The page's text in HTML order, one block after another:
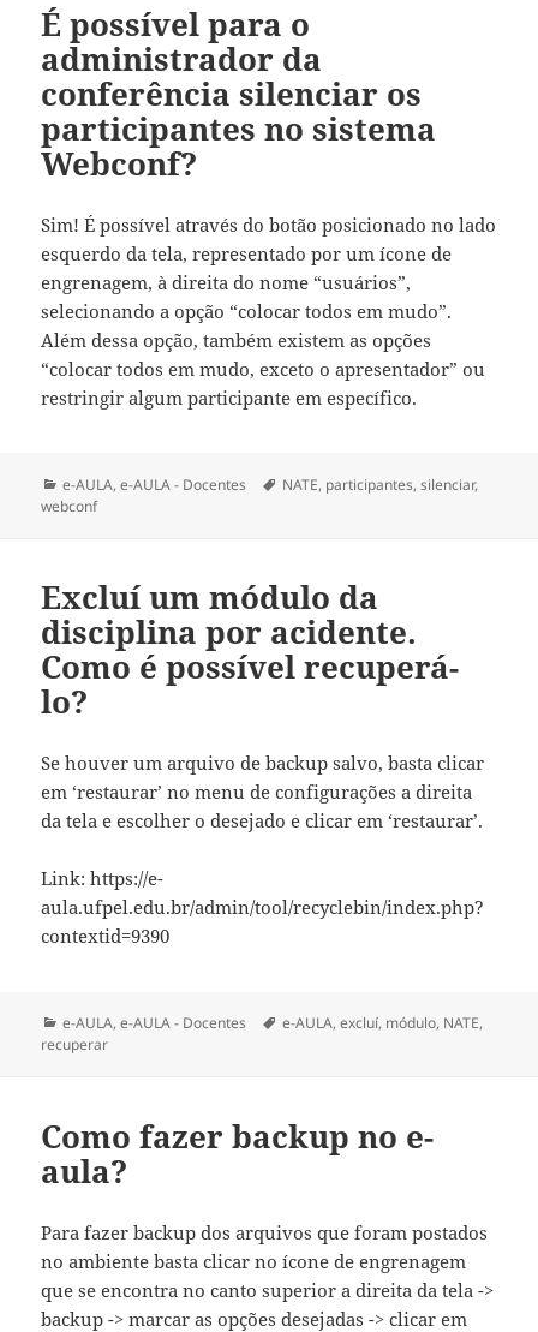
É possível para o
administrador da
conferência silenciar os
participantes no sistema
Webconf?
Sim! É possível através do botão posicionado no lado
esquerdo da tela, representado por um ícone de
engrenagem, à direita do nome “usuários”,
selecionando a opção “colocar todos em mudo”.
Além dessa opção, também existem as opções
“colocar todos em mudo, exceto o apresentador” ou
restringir algum participante em específico.
Categorias
e-AULA,e-AULA - Docentes Tags
NATE, participantes,silenciar,
webconf
Excluí um módulo da
disciplina por acidente.
Como é possível recuperá-
lo?
Se houver um arquivo de backup salvo, basta clicar
em ‘restaurar’ no menu de configurações a direita
da tela e escolher o desejado e clicar em ‘restaurar’.
Link: https://e-
aula.ufpel.edu.br/admin/tool/recyclebin/index.php?
contextid=9390
Categorias
e-AULA,e-AULA - Docentes Tags
e-AULA,excluí, módulo, NATE,
recuperar
Como fazer backup no e-
aula?
Para fazer backup dos arquivos que foram postados
no ambiente basta clicar no ícone de engrenagem
que se encontra no canto superior a direita da tela ->
backup -> marcar as opções desejadas -> clicar em